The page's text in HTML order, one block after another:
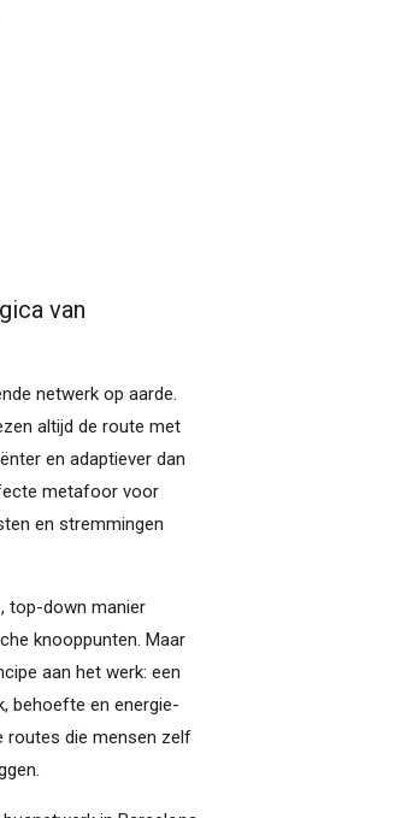
van
netwerk op aarde.
altijd de route met
en adaptiever dan
metafoor voor
en stremmingen
top-down manier
knooppunten. Maar
aan het werk: een
behoefte en energie-
routes die mensen zelf